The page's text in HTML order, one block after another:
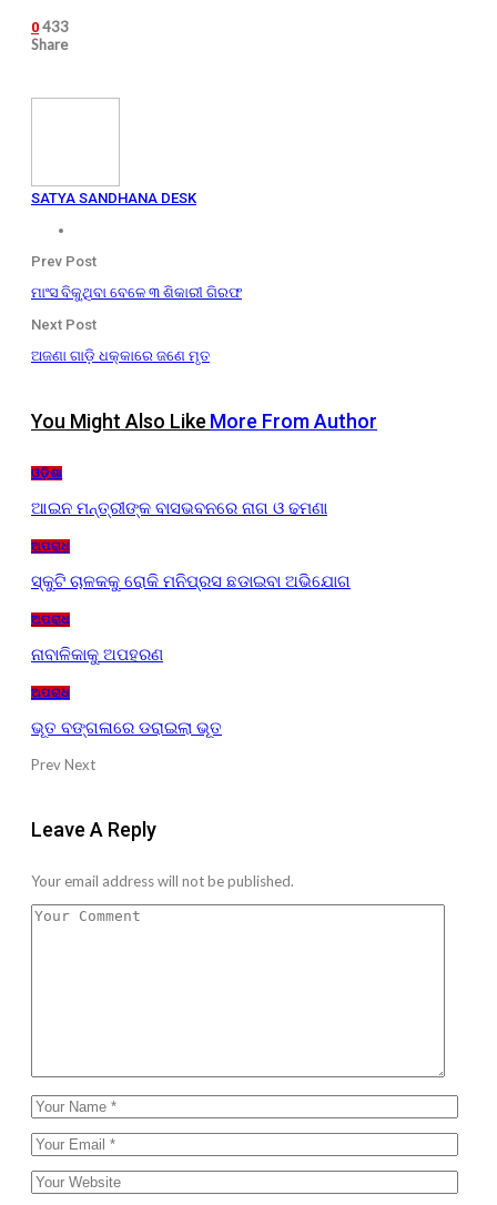
0 433
Share
SATYA SANDHANA DESK
Prev Post
ମାଂସ ବିକୁଥିବା ବେଳେ ୩ ଶିକାରୀ ଗିରଫ
Next Post
ଅଜଣା ଗାଡ଼ି ଧକ୍କାରେ ଜଣେ ମୃତ
You Might Also Like More From Author
ଓଡ଼ିଶା
ଆଇନ ମନ୍ତ୍ରୀଙ୍କ ବାସଭବନରେ ନାଗ ଓ ଢମଣା
ଅପରାଧ
ସ୍କୁଟି ଚାଳକକୁ ରୋକି ମନିପ୍ରସ ଛଡାଇବା ଅଭିଯୋଗ
ଅପରାଧ
ନାବାଳିକାକୁ ଅପହରଣ
ଅପରାଧ
ଭୂତ ବଙ୍ଗଳାରେ ଡରାଇଲା ଭୂତ
PrevNext
Leave A Reply
Your email address will not be published.